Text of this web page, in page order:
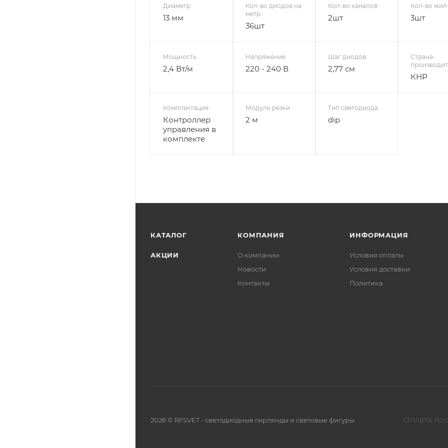
Диаметр
13 мм
Кол-во диодов на
метр
36шт
Кол-во каналов
2шт
Кол-во жил
3шт
Мощность
2,4 Вт/м
Напряжение
220 - 240 В
Шаг диодов
2,77 см
Страна-
КНР
Комплектация
Контроллер
управления в
комплекте
Модуль резки
2 м
Тип светодиода
dip
КАТАЛОГ
АКЦИИ
КОМПАНИЯ
О компании
Новости
Контакты
ИНФОРМАЦИЯ
Условия оплаты
Условия доставки
Политика
2026 © RFSVET - светодиодные гирлянды и световые фигуры Оплата